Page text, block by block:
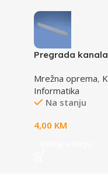
Pregrada
Mrežna oprema,
Informatika
Na stanju
4,00 KM